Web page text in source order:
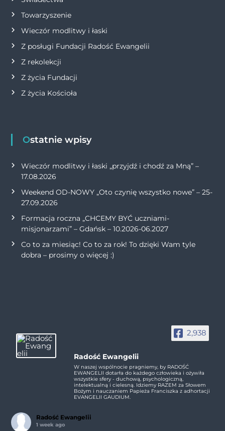
Towarzyszenie
Wieczór modlitwy i łaski
Z posługi Fundacji Radość Ewangelii
Z rekolekcji
Z życia Fundacji
Z życia Kościoła
Ostatnie wpisy
Wieczór modlitwy i łaski „przyjdź i chodź za Mną” –
17.08.2026
Weekend OD-NOWY „Oto czynię wszystko nowe” – 25-
27.09.2026
Formacja roczna „CHCEMY BYĆ uczniami-
misjonarzami” – Gdańsk – 10.2026-06.2027
Co to za miesiąc! Co to za rok! To dzięki Wam tyle
dobra – prosimy o więcej :)
2,938
Radość Ewangelii
W naszej wspólnocie pragniemy, by RADOŚĆ
EWANGELII dotarła do każdego człowieka i ożywiła
wszystkie sfery - duchową, psychologiczną,
intelektualną i cielesną. Idziemy RAZEM za Słowem
Bożym i nauczaniem Papieża Franciszka z adhortacji
EVANGELII GAUDIUM.
Radość Ewangelii
1 week ago